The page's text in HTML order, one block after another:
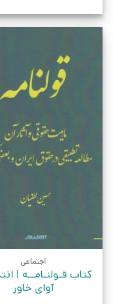
اجتماعی
کتاب قـولنـامــه |
آوای خاور